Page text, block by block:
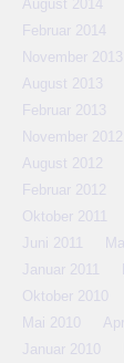
August 2014
Februar 2014
November 2013
August 2013
Februar 2013
November 2012
August 2012
Februar 2012
Oktober 2011
Juni 2011
Januar 2011
Oktober 2010
Mai 2010
Januar 2010